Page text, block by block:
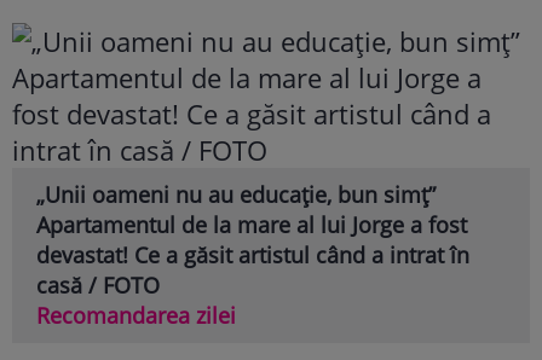
„Unii oameni nu au educație, bun simț”
Apartamentul de la mare al lui Jorge a fost
devastat! Ce a găsit artistul când a intrat în
casă / FOTO
Recomandarea zilei